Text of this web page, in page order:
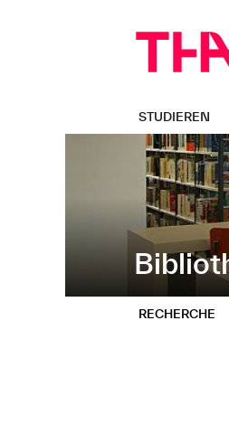
überspringen
STUDIEREN
RECHERCHE